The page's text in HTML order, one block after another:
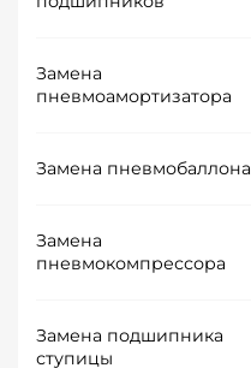
Замена
пневмоамортизатора
Замена пневмобаллона
Замена
пневмокомпрессора
Замена подшипника
ступицы